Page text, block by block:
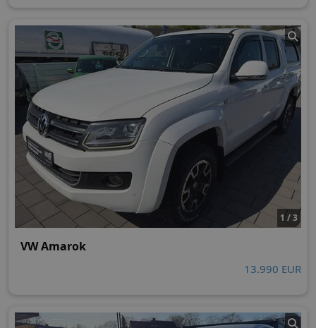
1 / 3
VW Amarok
13.990 EUR